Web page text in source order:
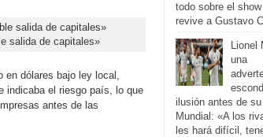
salida de capitales»
en dólares bajo ley local,
indicaba el riesgo país, lo que
antes de las
todo sobre el
revive a Gustavo
Lionel
una
ilusión antes de
Mundial: «A los
les hará difícil,